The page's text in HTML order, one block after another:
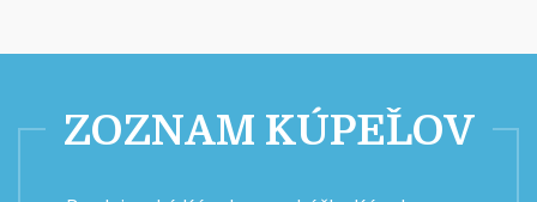
ZOZNAM KÚPEĽOV